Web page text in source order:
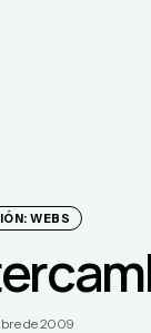
WEBS
de 2009